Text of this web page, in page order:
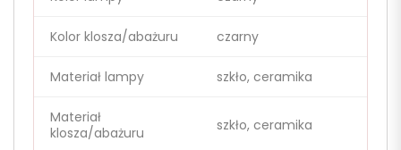
Kolor klosza/abażuru czarny
Materiał lampy szkło, ceramika
Materiał
klosza/abażuru
szkło, ceramika